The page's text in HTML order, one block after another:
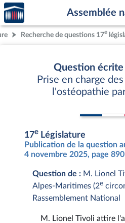
Aller au contenu
Aller en bas de la page
Accèder
à la
page
d'accueil
Assemblée
Recherche de questions 17e
Question écrite
Prise en charge
l'ostéopathie
17e Législature
Publication de la question
4 novembre 2025, page
Question de : M. Lionel
Alpes-Maritimes (2e
Rassemblement National
M. Lionel Tivoli attire